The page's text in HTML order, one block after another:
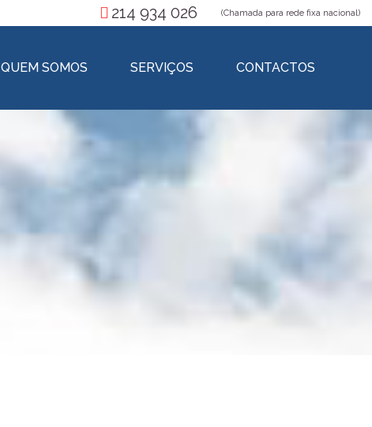
214 934 026 (Chamada para rede fixa nacional)
QUEM SOMOS SERVIÇOS CONTACTOS